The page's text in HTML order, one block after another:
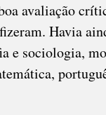
avaliação
Havia
e sociologia,